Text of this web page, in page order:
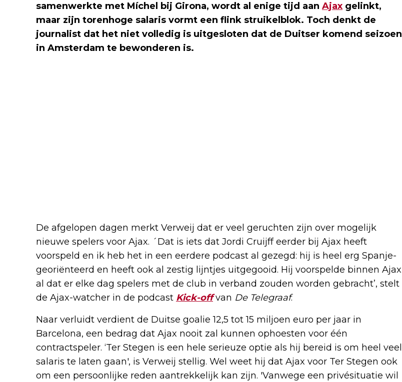
samenwerkte met Míchel bij Girona, wordt al enige tijd aan Ajax gelinkt,
maar zijn torenhoge salaris vormt een flink struikelblok. Toch denkt de
journalist dat het niet volledig is uitgesloten dat de Duitser komend seizoen
in Amsterdam te bewonderen is.
De afgelopen dagen merkt Verweij dat er veel geruchten zijn over mogelijk
nieuwe spelers voor Ajax. ´Dat is iets dat Jordi Cruijff eerder bij Ajax heeft
voorspeld en ik heb het in een eerdere podcast al gezegd: hij is heel erg Spanje-
georiënteerd en heeft ook al zestig lijntjes uitgegooid. Hij voorspelde binnen Ajax
al dat er elke dag spelers met de club in verband zouden worden gebracht’, stelt
de Ajax-watcher in de podcast Kick-offvan De Telegraaf.
Naar verluidt verdient de Duitse goalie 12,5 tot 15 miljoen euro per jaar in
Barcelona, een bedrag dat Ajax nooit zal kunnen ophoesten voor één
contractspeler. ‘Ter Stegen is een hele serieuze optie als hij bereid is om heel veel
salaris te laten gaan', is Verweij stellig. Wel weet hij dat Ajax voor Ter Stegen ook
om een persoonlijke reden aantrekkelijk kan zijn. 'Vanwege een privésituatie wil